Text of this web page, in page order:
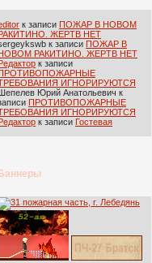
к записи ПОЖАР В НОВОМ
ЖЕРТВ НЕТ
к записи ПОЖАР В
РАКИТИНО. ЖЕРТВ НЕТ
к записи
ИГНОРИРУЮТСЯ
Юрий Анатольевич к
ПРОТИВОПОЖАРНЫЕ
ИГНОРИРУЮТСЯ
к записи Гостевая
Баннеры